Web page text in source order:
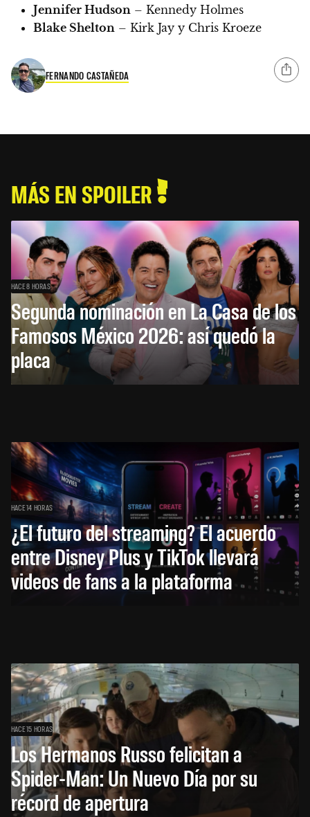
Jennifer Hudson – Kennedy Holmes
Blake Shelton – Kirk Jay y Chris Kroeze
FERNANDO CASTAÑEDA
MÁS EN SPOILER
HACE 8 HORAS
Segunda nominación en La Casa de los
Famosos México 2026: así quedó la
placa
HACE 14 HORAS
¿El futuro del streaming? El acuerdo
entre Disney Plus y TikTok llevará
videos de fans a la plataforma
HACE 15 HORAS
Los Hermanos Russo felicitan a
Spider-Man: Un Nuevo Día por su
récord de apertura